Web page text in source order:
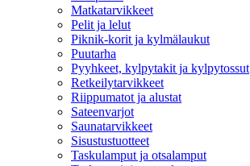
Matkatarvikkeet
Pelit ja lelut
Piknik-korit ja kylmälaukut
Puutarha
Pyyhkeet, kylpytakit ja kylpytossut
Retkeilytarvikkeet
Riippumatot ja alustat
Sateenvarjot
Saunatarvikkeet
Sisustustuotteet
Taskulamput ja otsalamput